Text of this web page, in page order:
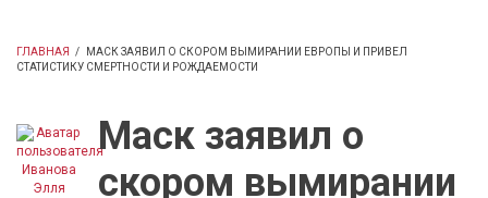
ГЛАВНАЯ /
МАСК ЗАЯВИЛ О СКОРОМ ВЫМИРАНИИ ЕВРОПЫ И ПРИВЕЛ
СТАТИСТИКУ СМЕРТНОСТИ И РОЖДАЕМОСТИ
Маск заявил о
скором вымирании